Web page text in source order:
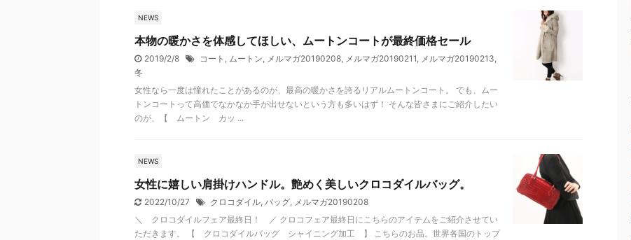
NEWS
本物の暖かさを体感してほしい、ムートンコートが最終価格セール
2019/2/8 コート , ムートン, メルマガ20190208, メルマガ20190211, メルマガ20190213,
冬
女性なら一度は憧れたことがあるのが、最高の暖かさを誇るリアルムートンコート。 でも、ムー
トンコートって高価でなかなか手が出せないという方も多いはず！ そんな皆さまにご紹介したい
のが、【 ムートン カッ ...
NEWS
女性に嬉しい肩掛けハンドル。艶めく美しいクロコダイルバッグ。
2022/10/27 クロコダイル, バッグ, メルマガ20190208
＼ クロコダイルフェア最終日！ ／ クロコフェア最終日にこちらのアイテムをご紹介させてい
ただきます。 【 クロコダイルバッグ シャイニング加工 】 こちらのお品。世界各国のトップ